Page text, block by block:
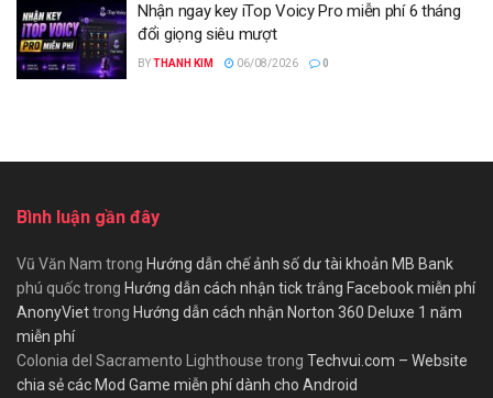
Nhận ngay key iTop Voicy Pro miễn phí 6 tháng
đổi giọng siêu mượt
BYTHANH KIM 06/08/2026 0
Bình luận gần đây
Vũ Văn Nam trong Hướng dẫn chế ảnh số dư tài khoản MB Bank
phú quốctrong Hướng dẫn cách nhận tick trắng Facebook miễn phí
AnonyViettrong Hướng dẫn cách nhận Norton 360 Deluxe 1 năm
miễn phí
Colonia del Sacramento Lighthouse trong Techvui.com – Website
chia sẻ các Mod Game miễn phí dành cho Android